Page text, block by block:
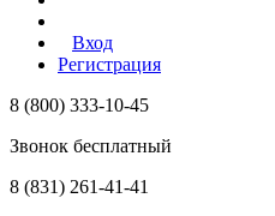
Вход
Регистрация
8 (800) 333-10-45
Звонок бесплатный
8 (831) 261-41-41